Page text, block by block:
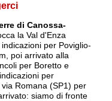
di Canossa-
la Val d'Enza
per Poviglio-
poi arrivato alla
per Boretto e
per
Romana (SP1) per
siamo di fronte